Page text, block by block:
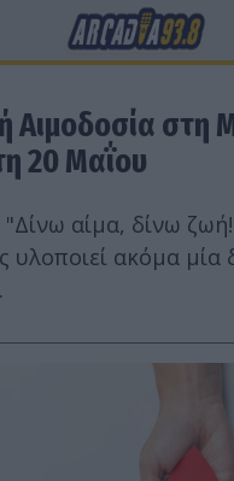
Αιμοδοσία στη
20 Μαΐου
αίμα, δίνω
υλοποιεί ακόμα μία